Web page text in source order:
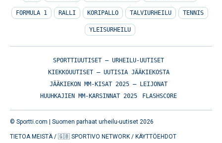
FORMULA 1 RALLI KORIPALLO TALVIURHEILU TENNIS
YLEISURHEILU
SPORTTIUUTISET – URHEILU-UUTISET
KIEKKOUUTISET – UUTISIA JÄÄKIEKOSTA
JÄÄKIEKON MM-KISAT 2025 – LEIJONAT
HUUHKAJIEN MM-KARSINNAT 2025
FLASHSCORE
© Sportti.com | Suomen parhaat urheilu-uutiset 2026
TIETOA MEISTÄ/ 🇬🇧 SPORTIVO NETWORK / KÄYTTÖEHDOT